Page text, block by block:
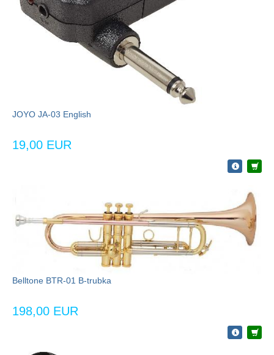
JOYO JA-03 English
19,00 EUR
Belltone BTR-01 B-trubka
198,00 EUR